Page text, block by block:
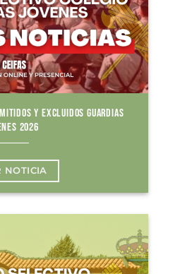
Y EXCLUIDOS GUARDIAS
2026
NOTICIA